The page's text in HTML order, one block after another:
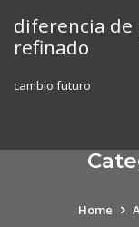
content
diferencia
refinado
cambio futuro
Home